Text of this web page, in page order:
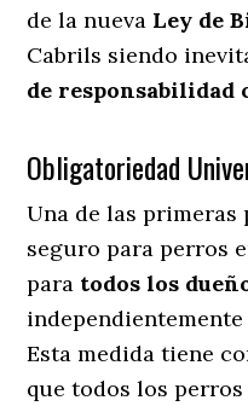
de la nueva Ley de
Cabrils siendo
de
Obligatoriedad
Una de las
seguro para perros
para todos los
Esta medida tiene
que todos los